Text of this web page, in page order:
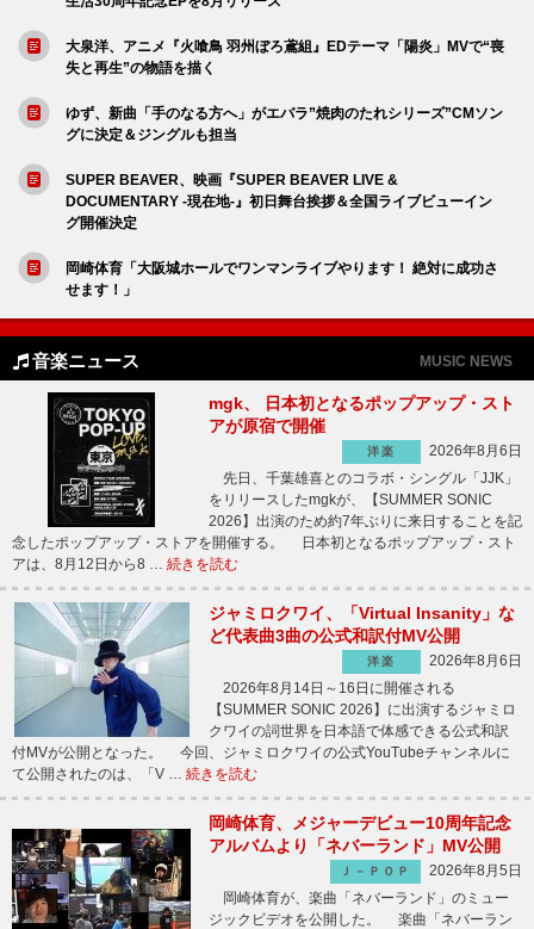
大泉洋、アニメ『火喰鳥 羽州ぼろ鳶組』EDテーマ「陽炎」MVで“喪
失と再生”の物語を描く
ゆず、新曲「手のなる方へ」がエバラ”焼肉のたれシリーズ”CMソン
グに決定＆ジングルも担当
SUPER BEAVER、映画『SUPER BEAVER LIVE &
DOCUMENTARY -現在地-』初日舞台挨拶＆全国ライブビューイン
グ開催決定
岡崎体育「大阪城ホールでワンマンライブやります！ 絶対に成功さ
せます！」
音楽ニュース MUSIC NEWS
mgk、 日本初となるポップアップ・スト
アが原宿で開催
洋楽
2026年8月6日
先日、千葉雄喜とのコラボ・シングル「JJK」
をリリースしたmgkが、【SUMMER SONIC
2026】出演のため約7年ぶりに来日することを記
念したポップアップ・ストアを開催する。 日本初となるポップアップ・スト
アは、8月12日から8 … 続きを読む
ジャミロクワイ、「Virtual Insanity」な
ど代表曲3曲の公式和訳付MV公開
洋楽
2026年8月6日
2026年8月14日～16日に開催される
【SUMMER SONIC 2026】に出演するジャミロ
クワイの詞世界を日本語で体感できる公式和訳
付MVが公開となった。 今回、ジャミロクワイの公式YouTubeチャンネルに
て公開されたのは、「V … 続きを読む
岡崎体育、メジャーデビュー10周年記念
アルバムより「ネバーランド」MV公開
Ｊ－ＰＯＰ
2026年8月5日
岡崎体育が、楽曲「ネバーランド」のミュー
ジックビデオを公開した。 楽曲「ネバーラン